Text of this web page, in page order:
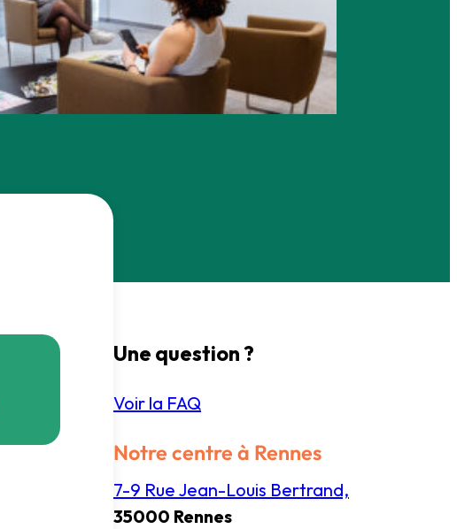
Une question ?
Voir la FAQ
Notre centre à Rennes
7-9 Rue Jean-Louis Bertrand,
35000 Rennes